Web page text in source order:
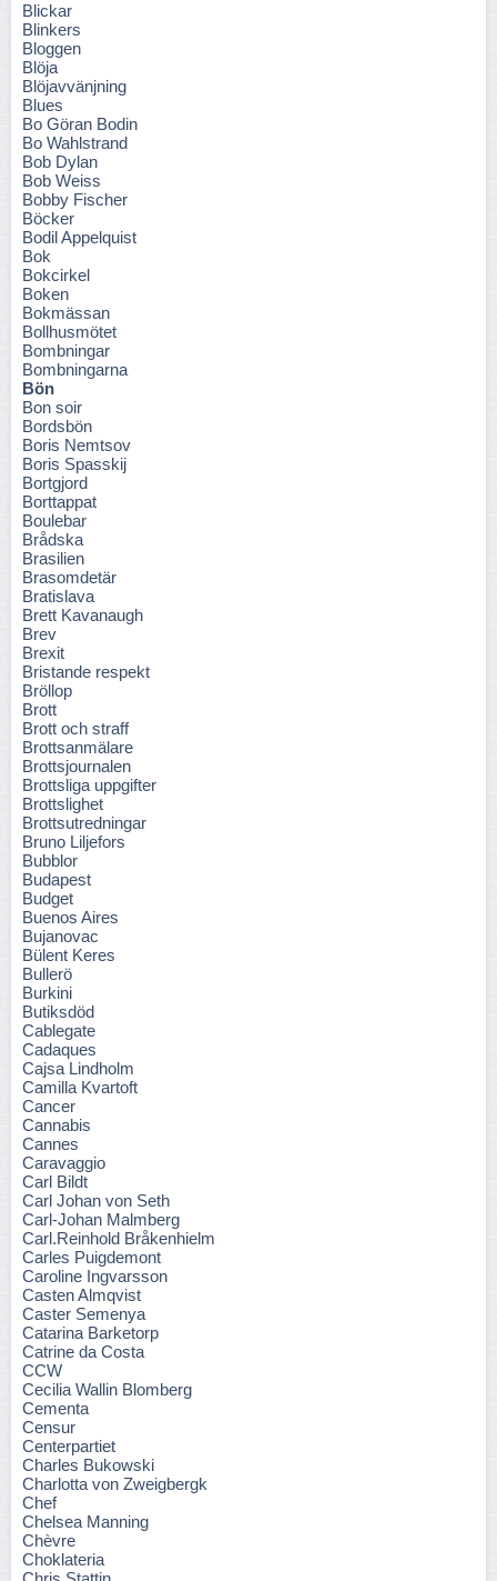
Blickar
Blinkers
Bloggen
Blöja
Blöjavvänjning
Blues
Bo Göran Bodin
Bo Wahlstrand
Bob Dylan
Bob Weiss
Bobby Fischer
Böcker
Bodil Appelquist
Bok
Bokcirkel
Boken
Bokmässan
Bollhusmötet
Bombningar
Bombningarna
Bön
Bon soir
Bordsbön
Boris Nemtsov
Boris Spasskij
Bortgjord
Borttappat
Boulebar
Brådska
Brasilien
Brasomdetär
Bratislava
Brett Kavanaugh
Brev
Brexit
Bristande respekt
Bröllop
Brott
Brott och straff
Brottsanmälare
Brottsjournalen
Brottsliga uppgifter
Brottslighet
Brottsutredningar
Bruno Liljefors
Bubblor
Budapest
Budget
Buenos Aires
Bujanovac
Bülent Keres
Bullerö
Burkini
Butiksdöd
Cablegate
Cadaques
Cajsa Lindholm
Camilla Kvartoft
Cancer
Cannabis
Cannes
Caravaggio
Carl Bildt
Carl Johan von Seth
Carl-Johan Malmberg
Carl.Reinhold Bråkenhielm
Carles Puigdemont
Caroline Ingvarsson
Casten Almqvist
Caster Semenya
Catarina Barketorp
Catrine da Costa
CCW
Cecilia Wallin Blomberg
Cementa
Censur
Centerpartiet
Charles Bukowski
Charlotta von Zweigbergk
Chef
Chelsea Manning
Chèvre
Choklateria